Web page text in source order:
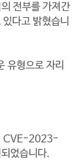
전부를 가져간
다고 밝혔습니
유형으로 자리
CVE-2023-
었습니다.